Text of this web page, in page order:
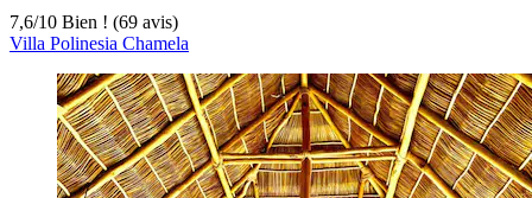
7,6/10 Bien ! (69 avis)
Villa Polinesia Chamela